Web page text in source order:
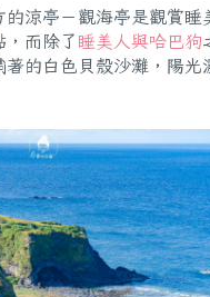
涼亭－ 觀海亭是觀賞睡
，而除了 睡美人與哈巴狗
著的白色貝殼沙灘，陽光